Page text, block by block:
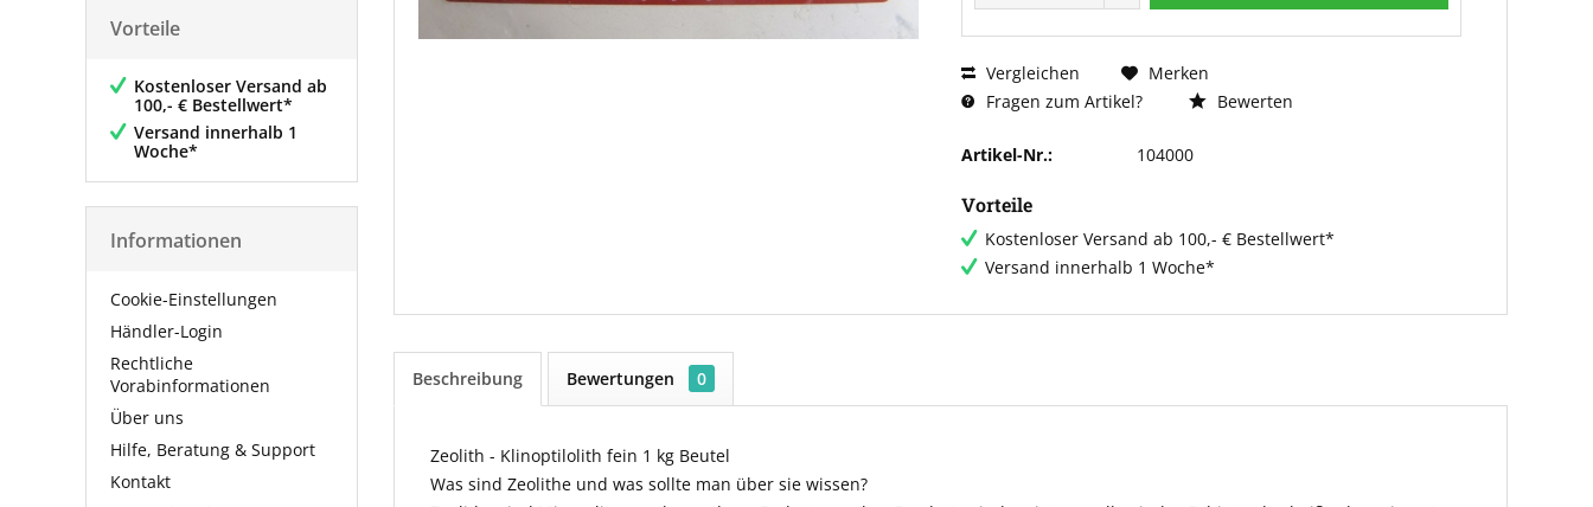
Vorteile
Kostenloser Versand ab
100,- € Bestellwert*
Versand innerhalb 1
Woche*
Informationen
Cookie-Einstellungen
Händler-Login
Rechtliche
Vorabinformationen
Über uns
Hilfe, Beratung & Support
Kontakt
Vergleichen
Merken
Fragen zum Artikel?
Bewerten
Artikel-Nr.: 104000
Vorteile
Kostenloser Versand ab 100,- € Bestellwert*
Versand innerhalb 1 Woche*
Beschreibung Bewertungen 0
Zeolith - Klinoptilolith fein 1 kg Beutel
Was sind Zeolithe und was sollte man über sie wissen?